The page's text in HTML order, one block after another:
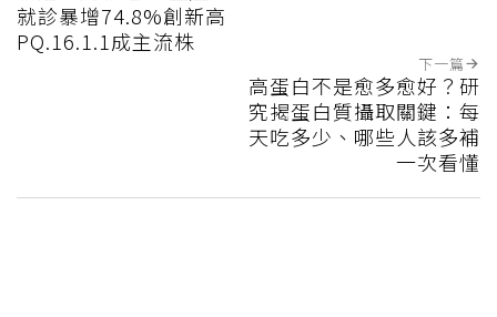
就診暴增74.8%創新高
PQ.16.1.1成主流株
下一篇
高蛋白不是愈多愈好？研
究揭蛋白質攝取關鍵：每
天吃多少、哪些人該多補
一次看懂